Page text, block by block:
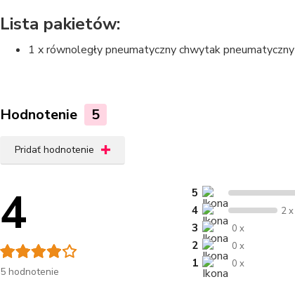
Lista pakietów:
1 x równoległy pneumatyczny chwytak pneumatyczny
Hodnotenie 5
Pridať hodnotenie
4
5 hodnotenie
5
4 2 x
3 0 x
2 0 x
1 0 x